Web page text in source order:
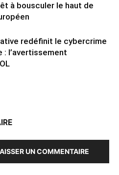
à bousculer le haut de
redéfinit le cybercrime
: l’avertissement
UN COMMENTAIRE